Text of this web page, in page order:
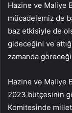
Hazine ve Maliye
mücadelemiz de
baz etkisiyle de
gideceğini ve
zamanda
Hazine ve Maliye
2023 bütçesinin
Komitesinde